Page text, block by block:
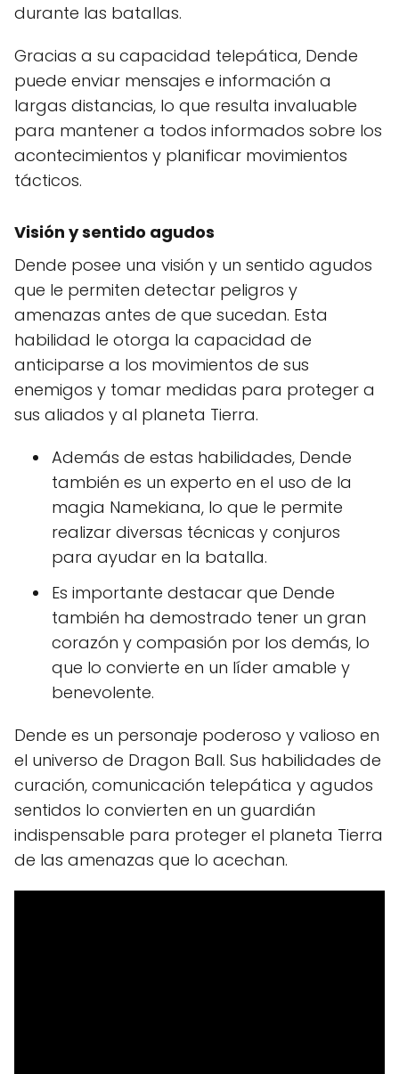
durante las batallas.
Gracias a su capacidad telepática, Dende
puede enviar mensajes e información a
largas distancias, lo que resulta invaluable
para mantener a todos informados sobre los
acontecimientos y planificar movimientos
tácticos.
Visión y sentido agudos
Dende posee una visión y un sentido agudos
que le permiten detectar peligros y
amenazas antes de que sucedan. Esta
habilidad le otorga la capacidad de
anticiparse a los movimientos de sus
enemigos y tomar medidas para proteger a
sus aliados y al planeta Tierra.
Además de estas habilidades, Dende
también es un experto en el uso de la
magia Namekiana, lo que le permite
realizar diversas técnicas y conjuros
para ayudar en la batalla.
Es importante destacar que Dende
también ha demostrado tener un gran
corazón y compasión por los demás, lo
que lo convierte en un líder amable y
benevolente.
Dende es un personaje poderoso y valioso en
el universo de Dragon Ball. Sus habilidades de
curación, comunicación telepática y agudos
sentidos lo convierten en un guardián
indispensable para proteger el planeta Tierra
de las amenazas que lo acechan.